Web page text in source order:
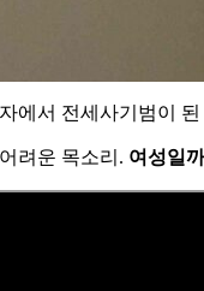
에서 전세사기범이 된
려운 목소리. 여성일